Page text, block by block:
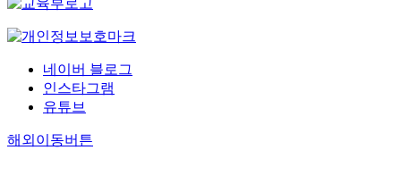
네이버 블로그
인스타그램
유튜브
해외이동버튼